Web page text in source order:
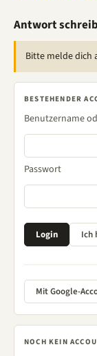
Antwort
Bitte melde dich
BESTEHENDER
Benutzername
Passwort
Mit Google-
NOCH KEIN